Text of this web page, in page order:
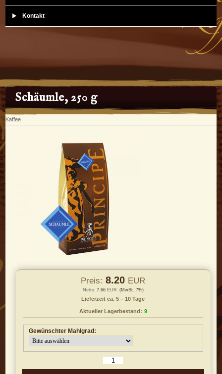
Kontakt
Schäumle, 250 g
Kaffee
Preis: 8.20 EUR
Netto: 7.66 EUR (MwSt. 7%)
Lieferzeit ca. 5 – 10 Tage
Aktueller Lagerbestand: 9
Gewünschter Mahlgrad: